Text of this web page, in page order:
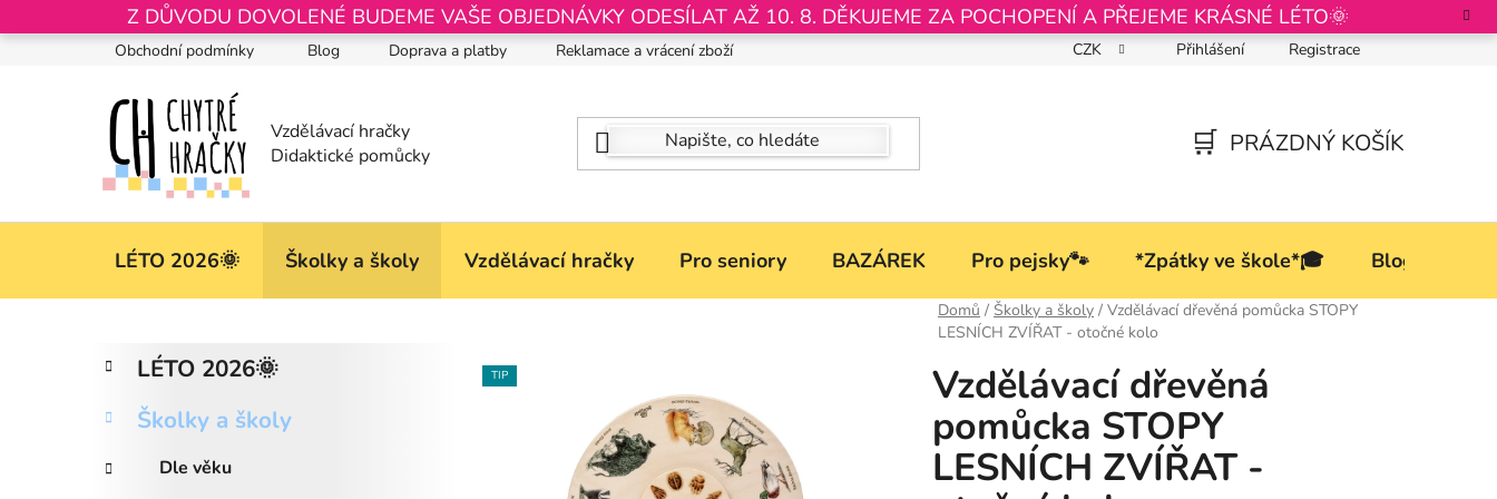
na
Z DŮVODU DOVOLENÉ BUDEME VAŠE OBJEDNÁVKY ODESÍLAT AŽ 10. 8. DĚKUJEME ZA POCHOPENÍ A PŘEJEME KRÁSNÉ LÉTO🌞
Obchodní podmínky Blog Doprava a platby Reklamace a vrácení zboží Podmínky ochrany osobních údajů
CZK Přihlášení Registrace
KOŠÍK
PRÁZDNÝ KOŠÍK
LÉTO 2026🌞 Školky a školy Vzdělávací hračky Pro seniory BAZÁREK Pro pejsky🐾 *Zpátky ve škole*🎓 Blog
Domů / Školky a školy / Vzdělávací dřevěná pomůcka STOPY
LESNÍCH ZVÍŘAT - otočné kolo
P
s
r
Přeskočit
kategorie
K
a
e
o
LÉTO 2026🌞
Školky a školy
Dle věku
Vzdělávací dřevěná
pomůcka STOPY
LESNÍCH ZVÍŘAT -
TIP